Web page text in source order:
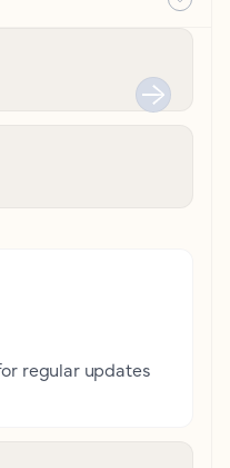
regular updates